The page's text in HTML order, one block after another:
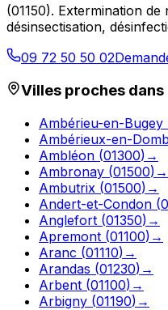
(01150). Extermination
désinsectisation,
09 72 50 50 02
Villes proches dans
Ambérieu-en-Bugey
Ambérieux-en-
Ambléon (01300) →
Ambronay (01500) →
Ambutrix (01500) →
Andert-et-Condon (
Anglefort (01350) →
Apremont (01100) →
Aranc (01110) →
Arandas (01230) →
Arbent (01100) →
Arbigny (01190) →